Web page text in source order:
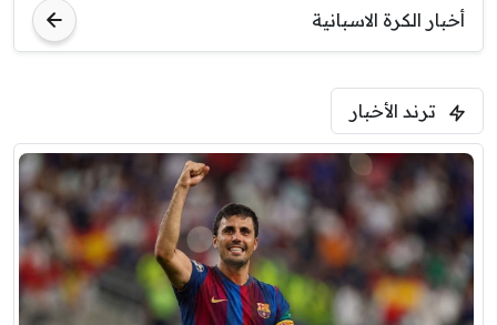
أخبار الكرة الاسبانية
ترند الأخبار